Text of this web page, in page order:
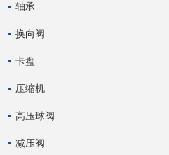
轴承
换向阀
卡盘
压缩机
高压球阀
减压阀